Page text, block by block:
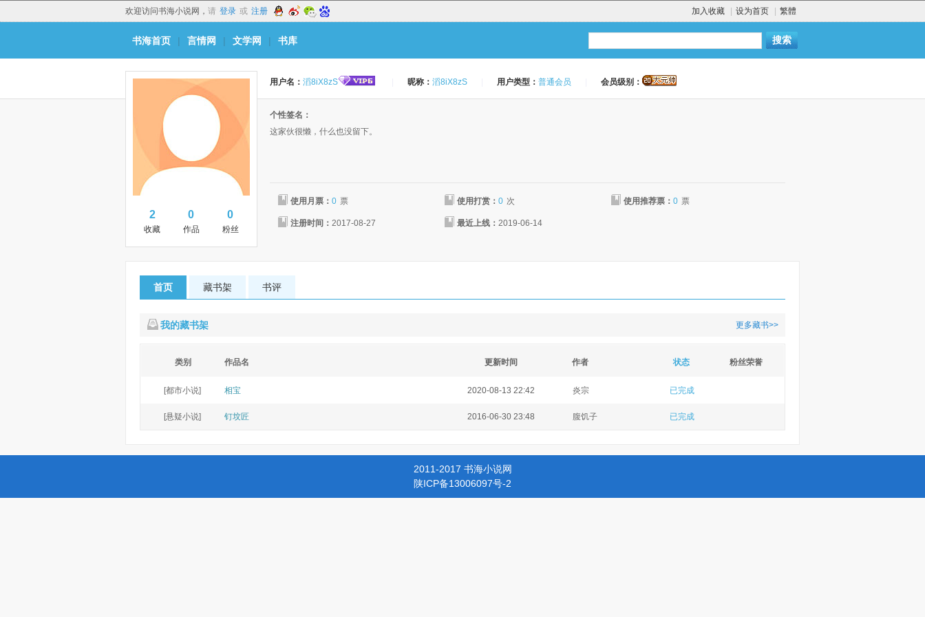
欢迎访问书海小说网， 请 登录 或 注册 加入收藏 设为首页 繁體
书海首页 | 言情网 | 文学网 | 书库
2
收藏
0
作品
0
粉丝
用户名： 滔8iX8zS 昵称： 滔8iX8zS 用户类型： 普通会员 会员级别：
个性签名：
这家伙很懒，什么也没留下。
使用月票： 0 票 使用打赏：0 次 使用推荐票：0 票
注册时间： 2017-08-27 最近上线：2019-06-14
首页 藏书架 书评
我的藏书架 更多藏书>>
类别 作品名 更新时间 作者 状态 粉丝荣誉
[都市小说] 相宝 2020-08-13 22:42 炎宗 已完成
[悬疑小说] 钉坟匠 2016-06-30 23:48 腹饥子 已完成
2011-2017 书海小说网
陕ICP备13006097号-2